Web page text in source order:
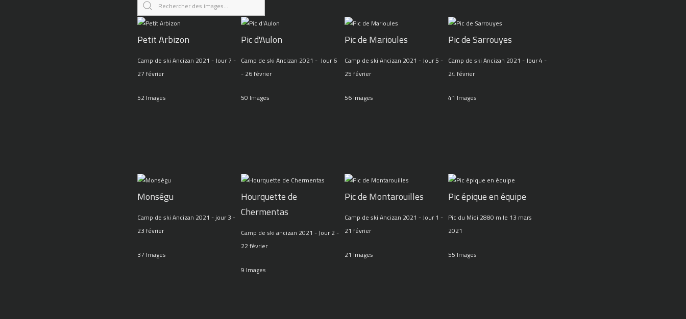
Petit Arbizon
Camp de ski Ancizan 2021 - Jour 7 -
27 février
52 Images
Pic d'Aulon
Camp de ski Ancizan 2021 - Jour 6
- 26 février
50 Images
Pic de Marioules
Camp de ski Ancizan 2021 - Jour 5 -
25 février
56 Images
Pic de Sarrouyes
Camp de ski Ancizan 2021 - Jour 4 -
24 février
41 Images
Monségu
Camp de ski Ancizan 2021 - jour 3 -
23 février
37 Images
Hourquette de
Chermentas
Camp de ski ancizan 2021 - Jour 2 -
22 février
9 Images
Pic de Montarouilles
Camp de ski Ancizan 2021 - Jour 1 -
21 février
21 Images
Pic épique en équipe
Pic du Midi 2880 m le 13 mars
2021
55 Images